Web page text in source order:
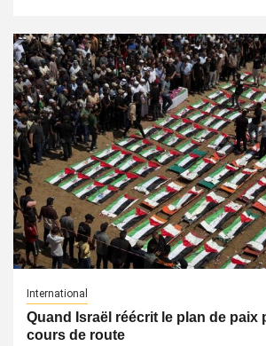
International
Quand Israël réécrit le plan de paix
cours de route